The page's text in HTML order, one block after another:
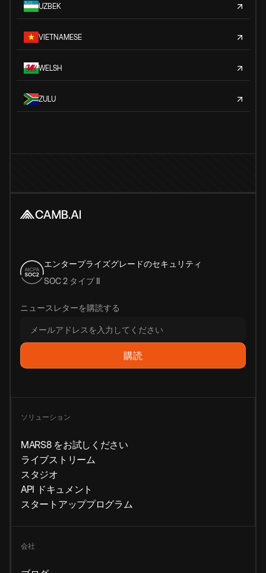
UZBEK
VIETNAMESE
WELSH
ZULU
エンタープライズグレードのセキュリティ
SOC 2 タイプ II
ニュースレターを購読する
ソリューション
MARS8 をお試しください
ライブストリーム
スタジオ
API ドキュメント
スタートアッププログラム
会社